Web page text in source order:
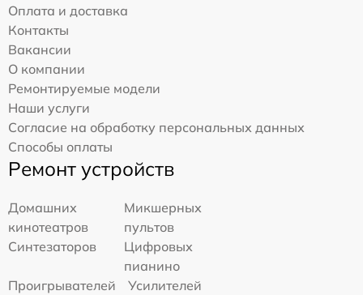
Оплата и доставка
Контакты
Вакансии
О компании
Ремонтируемые модели
Наши услуги
Согласие на обработку персональных данных
Способы оплаты
Ремонт устройств
Домашних
кинотеатров
Микшерных
пультов
Синтезаторов
Цифровых
пианино
Проигрывателей
Усилителей